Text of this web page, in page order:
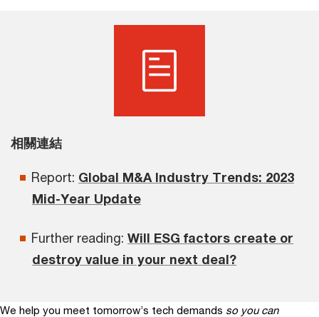
相關連結
Report: Global M&A Industry Trends: 2023
Mid-Year Update
Further reading: Will ESG factors create or
destroy value in your next deal?
We help you meet tomorrow’s tech demands so you can